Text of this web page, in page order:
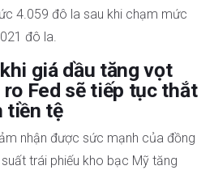
4.059 đô la sau khi chạm mức
đô la.
giá dầu tăng vọt
Fed sẽ tiếp tục thắt
tiền tệ
nhận được sức mạnh của đồng
trái phiếu kho bạc Mỹ tăng